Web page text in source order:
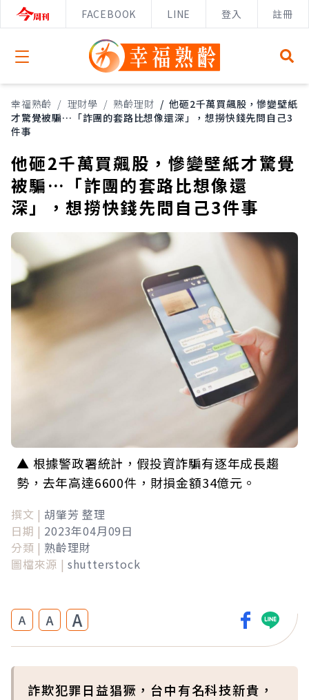
FACEBOOK LINE 登入 註冊
Open menu
幸福熟齡 / 理財學 / 熟齡理財 / 他砸2千萬買飆股，慘變壁紙
才驚覺被騙…「詐團的套路比想像還深」，想撈快錢先問自己3
件事
他砸2千萬買飆股，慘變壁紙才驚覺
被騙…「詐團的套路比想像還
深」，想撈快錢先問自己3件事
▲ 根據警政署統計，假投資詐騙有逐年成長趨
勢，去年高達6600件，財損金額34億元。
撰文 | 胡肇芳 整理
日期 | 2023年04月09日
分類 | 熟齡理財
圖檔來源 | shutterstock
A A A
詐欺犯罪日益猖獗，台中有名科技新貴，